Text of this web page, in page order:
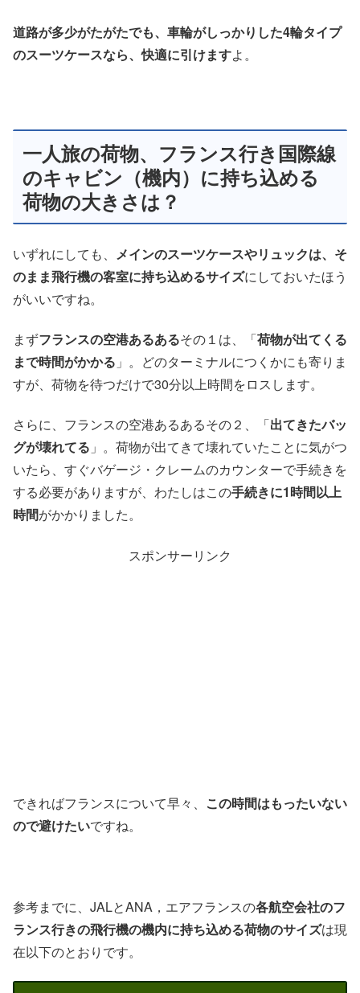
道路が多少がたがたでも、車輪がしっかりした4輪タイプ
のスーツケースなら、快適に引けますよ。
一人旅の荷物、フランス行き国際線
のキャビン（機内）に持ち込める
荷物の大きさは？
いずれにしても、
メインのスーツケースやリュックは、そ
のまま飛行機の客室に持ち込めるサイズにしておいたほう
がいいですね。
まずフランスの空港あるあるその１は、「荷物が出てくる
まで時間がかかる 」。どのターミナルにつくかにも寄りま
すが、荷物を待つだけで30分以上時間をロスします。
さらに、フランスの空港あるあるその２、「出てきたバッ
グが壊れてる 」。荷物が出てきて壊れていたことに気がつ
いたら、すぐバゲージ・クレームのカウンターで手続きを
する必要がありますが、わたしはこの手続きに1時間以上
時間がかかりました。
スポンサーリンク
できればフランスについて早々、 この時間はもったいない
ので避けたいですね。
参考までに、JALとANA，エアフランスの各航空会社のフ
ランス行きの飛行機の機内に持ち込める荷物のサイズは現
在以下のとおりです。